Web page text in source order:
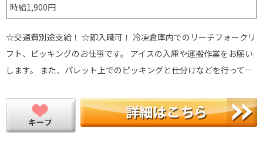
時給1,900円
☆交通費別途支給！ ☆即入職可！ 冷凍倉庫内でのリーチフォークリ
フト、ピッキングのお仕事です。 アイスの入庫や運搬作業をお願い
します。 また、パレット上でのピッキングと仕分けなどを行って…